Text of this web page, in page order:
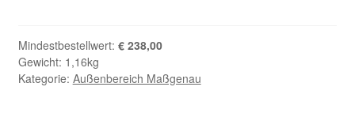
waschbar
Menge
Mindestbestellwert: €238,00
Gewicht: 1,16kg
Kategorie: Außenbereich Maßgenau